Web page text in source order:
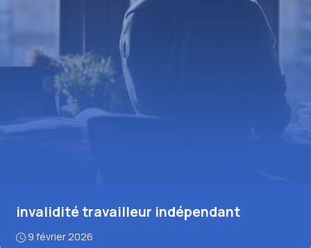
invalidité travailleur indépendant
9 février 2026